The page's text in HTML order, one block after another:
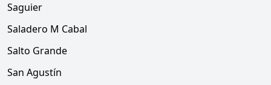
Saguier
Saladero M Cabal
Salto Grande
San Agustín